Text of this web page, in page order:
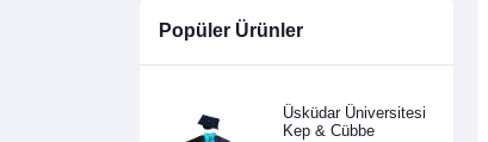
Popüler Ürünler
Üsküdar Üniversitesi
Kep & Cübbe